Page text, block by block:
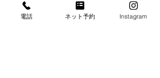
電話 ネット予約 Instagram